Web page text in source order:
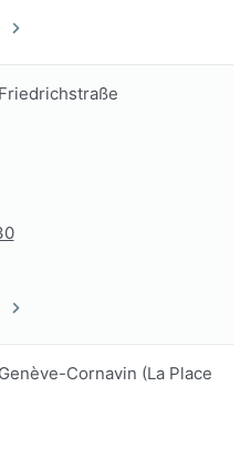
Cornavin (La Place